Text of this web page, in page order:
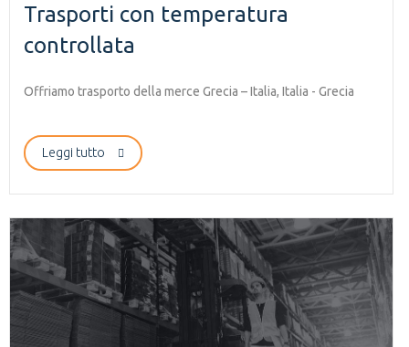
Trasporti con temperatura
controllata
Offriamo trasporto della merce Grecia – Italia, Italia - Grecia
Leggi tutto